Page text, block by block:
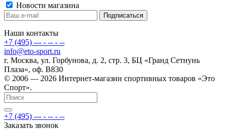
Новости магазина
Наши контакты
+7 (495) --- - -- - --
info@eto-sport.ru
г. Москва, ул. Горбунова, д. 2, стр. 3, БЦ «Гранд Сетнунь
Плаза», оф. В830
© 2006 — 2026 Интернет-магазин спортивных товаров «Это
Спорт».
+7 (495) --- - -- - --
Заказать звонок